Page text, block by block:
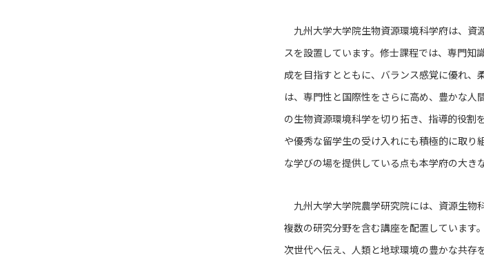
九州大学大学院生物資源環境科学府は、資
スを設置しています。修士課程では、専門知
成を目指すとともに、バランス感覚に優れ、
は、専門性と国際性をさらに高め、豊かな
の生物資源環境科学を切り拓き、指導的役割
や優秀な留学生の受け入れにも積極的に取り
な学びの場を提供している点も本学府の大き
九州大学大学院農学研究院には、資源生物
複数の研究分野を含む講座を配置しています
次世代へ伝え、人類と地球環境の豊かな共存